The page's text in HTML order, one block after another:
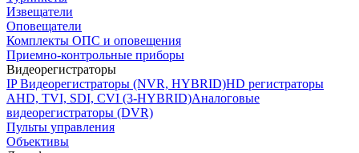
Извещатели
Оповещатели
Комплекты ОПС и оповещения
Приемно-контрольные приборы
Видеорегистраторы
IP Видеорегистраторы (NVR, HYBRID)HD регистраторы
AHD, TVI, SDI, CVI (3-HYBRID)Аналоговые
видеорегистраторы (DVR)
Пульты управления
Объективы